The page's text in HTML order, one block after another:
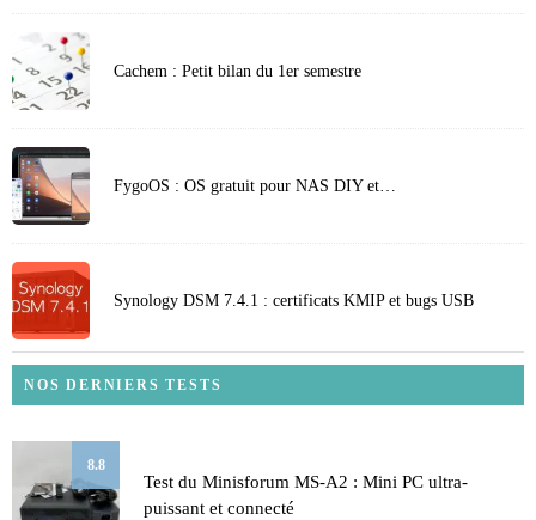
Cachem : Petit bilan du 1er semestre
FygoOS : OS gratuit pour NAS DIY et…
Synology DSM 7.4.1 : certificats KMIP et bugs USB
NOS DERNIERS TESTS
8.8
Test du Minisforum MS-A2 : Mini PC ultra-
puissant et connecté